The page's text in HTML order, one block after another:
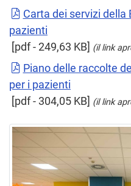
Carta dei servizi della
pazienti
[pdf - 249,63 KB] (il link
Piano delle raccolte
per i pazienti
[pdf - 304,05 KB] (il link